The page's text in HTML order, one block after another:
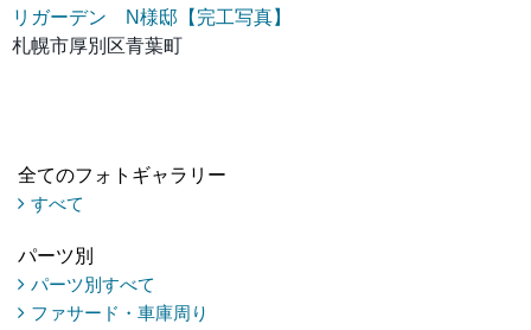
リガーデン N様邸【完工写真】
札幌市厚別区青葉町
全てのフォトギャラリー
すべて
パーツ別
パーツ別すべて
ファサード・車庫周り